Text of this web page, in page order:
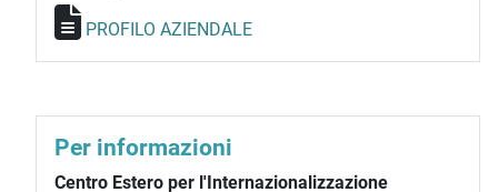
PROFILO AZIENDALE
Per informazioni
Centro Estero per l'Internazionalizzazione